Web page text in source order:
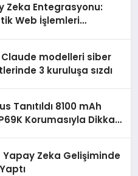
Zeka Entegrasyonu:
Web İşlemleri
modelleri siber
3 kuruluşa sızdı
Tanıtıldı 8100 mAh
Korumasıyla Dikkat
Zeka Gelişiminde